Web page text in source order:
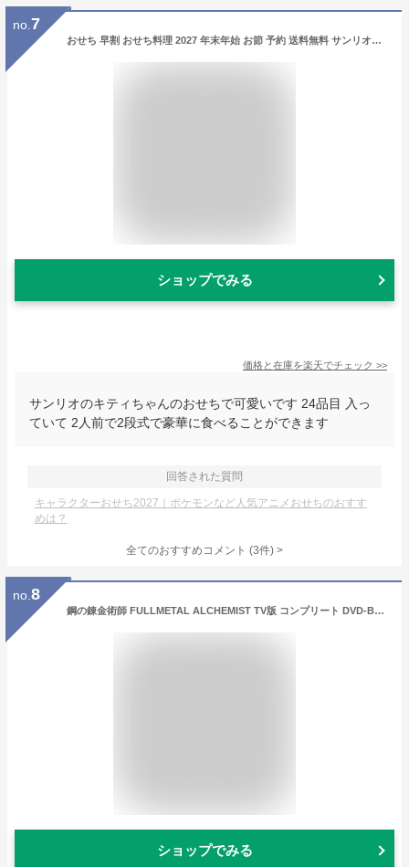
no. 7
おせち 早割 おせち料理 2027 年末年始 お節 予約 送料無料 サンリオキャラクターズのおせち詰合せ 「B41-12C」 二段重 23品目 約2人前 盛り付け済み 家族 お正月 キティ ポムポムプリン シナモロール ポチャッコ 数量限定 冷蔵 osechi
ショップでみる
価格と在庫を楽天でチェック >>
サンリオのキティちゃんのおせちで可愛いです 24品目 入っ
ていて 2人前で2段式で豪華に食べることができます
回答された質問
キャラクターおせち2027｜ポケモンなど人気アニメおせちのおすす
めは？
全てのおすすめコメント (3件) >
no. 8
鋼の錬金術師 FULLMETAL ALCHEMIST TV版 コンプリート DVD-BOX (全64話)[Import] [PAL]
ショップでみる